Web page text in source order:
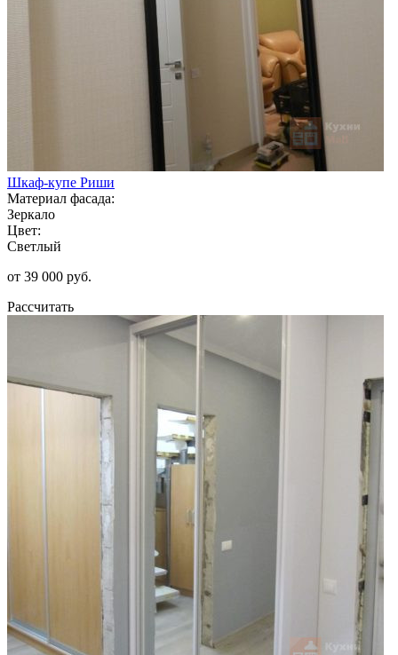
Шкаф-купе Риши
Материал фасада:
Зеркало
Цвет:
Светлый
от 39 000 руб.
Рассчитать